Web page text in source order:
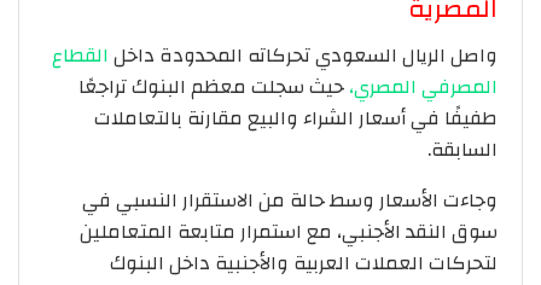
واصل الريال السعودي تحركاته المحدودة داخل القطاع
المصرفي المصري،حيث سجلت معظم البنوك تراجعًا
طفيفًا في أسعار الشراء والبيع مقارنة بالتعاملات
السابقة.
وجاءت الأسعار وسط حالة من الاستقرار النسبي في
سوق النقد الأجنبي، مع استمرار متابعة المتعاملين
لتحركات العملات العربية والأجنبية داخل البنوك